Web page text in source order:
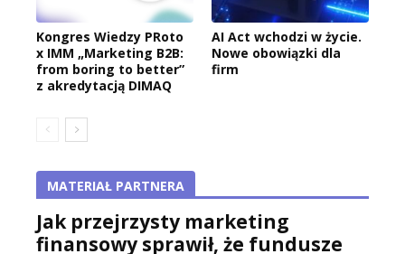
Kongres Wiedzy PRoto
x IMM „Marketing B2B:
from boring to better”
z akredytacją DIMAQ
AI Act wchodzi w życie.
Nowe obowiązki dla
firm
MATERIAŁ PARTNERA
Jak przejrzysty marketing
finansowy sprawił, że fundusze